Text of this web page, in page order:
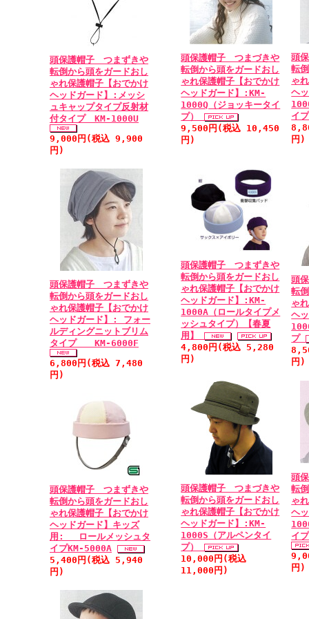
頭保護帽子 つまずきや
転倒から頭をガードおし
ゃれ保護帽子【おでかけ
ヘッドガード】:メッシ
ュキャップタイプ反射材
付タイプ KM-1000U
9,000円(税込 9,900
円)
頭保護帽子 つまずきや
転倒から頭をガードおし
ゃれ保護帽子【おでかけ
ヘッドガード】: フォー
ルディングニットブリム
タイプ KM-6000F
6,800円(税込 7,480
円)
頭保護帽子 つまずきや
転倒から頭をガードおし
ゃれ保護帽子【おでかけ
ヘッドガード】キッズ
用: ロールメッシュタ
イプKM-5000A
5,400円(税込 5,940
円)
頭保護帽子 つまづきや
転倒から頭をガードおし
ゃれ保護帽子【おでかけ
ヘッドガード】:KM-
1000Q（ジョッキータイ
プ）
9,500円(税込 10,450
円)
頭
転
ゃ
ヘ
イ
円)
頭保護帽子 つまずきや
転倒から頭をガードおし
ゃれ保護帽子【おでかけ
ヘッドガード】:KM-
1000A（ロールタイプメ
ッシュタイプ）【春夏
用】
4,800円(税込 5,280
円)
頭
転
ゃ
ヘ
プ
円)
頭保護帽子 つまづきや
転倒から頭をガードおし
ゃれ保護帽子【おでかけ
ヘッドガード】:KM-
1000S（アルペンタイ
プ）
10,000円(税込
11,000円)
頭
転
ゃ
ヘ
イ
円)